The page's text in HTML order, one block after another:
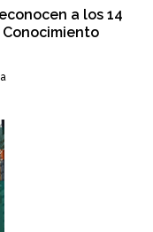
a los 14